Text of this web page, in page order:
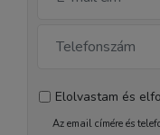
Elolvastam és
Az email címére és